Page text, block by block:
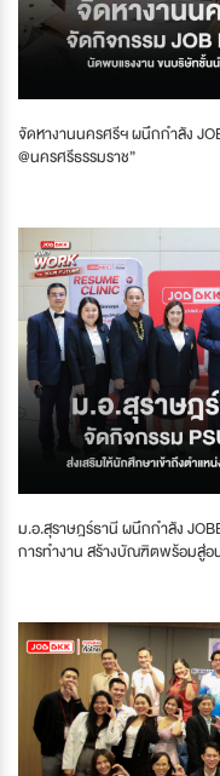
จัดหางานนครศรีฯ ผนึกกำลัง
@นครศรีธรรมราช”
ม.อ.สุราษฎร์ธานี ผนึกกำลัง
การทำงาน สร้างบัณฑิตพร้อมสู่อ